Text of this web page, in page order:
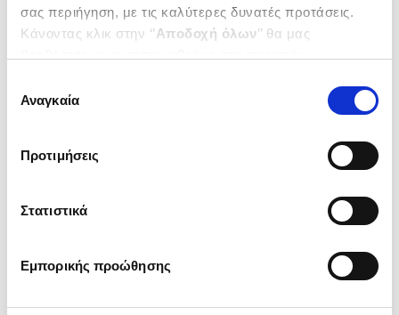
σας περιήγηση, με τις καλύτερες δυνατές προτάσεις.
Κάνοντας κλικ στην ‘’Αποδοχή όλων’’ θα μας
ενδιαφέρουν και να επιλέξετε από τα παρακάτω με την
΄΄και να ενημερωθείτε σχετικά με
συγκατάθεσης
Αναγκαία
Προτιμήσεις
Στατιστικά
Εμπορικής προώθησης